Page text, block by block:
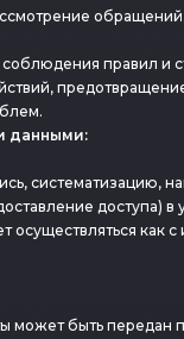
правил и
данными:
систематизацию,
доступа)
как с
может быть передан